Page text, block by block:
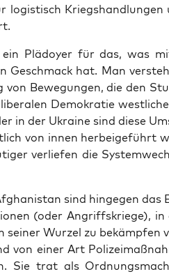
logis­tisch
Plä­doy­er für das, was
Geschmack hat. Man
Bewe­gun­gen, die den
Demo­kra­tie
in der Ukrai­ne sind die­se
von innen her­bei­ge­führt
ver­lie­fen die
sind hin­ge­gen das
(oder Angriffs­krie­ge), in
Wur­zel zu bekämp­fen
von einer Art
Sie trat als